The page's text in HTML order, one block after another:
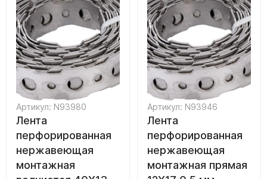
Артикул: N93980
Лента
перфорированная
нержавеющая
монтажная
Артикул: N93946
Лента
перфорированная
нержавеющая
монтажная прямая